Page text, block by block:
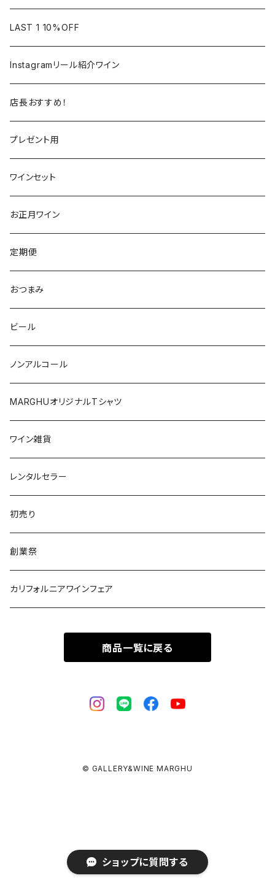
ショップに質問する
フランス
ラングドック
イタリア
トスカーナ
ヴェネト
スペイン
リオハ
トロ
アメリカ
カリフォルニア
オレゴン
ニュージーランド
オーストラリア
チリ
ドイツ
アルゼンチン
日本
オーストリア
南アフリカ
ポルトガル
フランス
イタリア
トスカーナ
ピエモンテ
シチリア
スペイン
カリニェナ
ドイツ
ニュージーランド
アメリカ
カリフォルニア
オレゴン
南アフリカ
オーストリア
チリ
オーストラリア
日本
ポルトガル
南アフリカ
ニュージーランド
イギリス
ドイツ
アメリカ
オーストラリア
カリフォルニア
日本
LAST 1 10%OFF
Instagramリール紹介ワイン
店長おすすめ！
プレゼント用
ワインセット
お正月ワイン
定期便
おつまみ
ビール
ノンアルコール
MARGHUオリジナルTシャツ
ワイン雑貨
レンタルセラー
初売り
創業祭
カリフォルニアワインフェア
商品一覧に戻る
© GALLERY&WINE MARGHU